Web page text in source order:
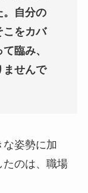
。自分の
こをカバ
臨み、
ませんで
姿勢に加
たのは、職場